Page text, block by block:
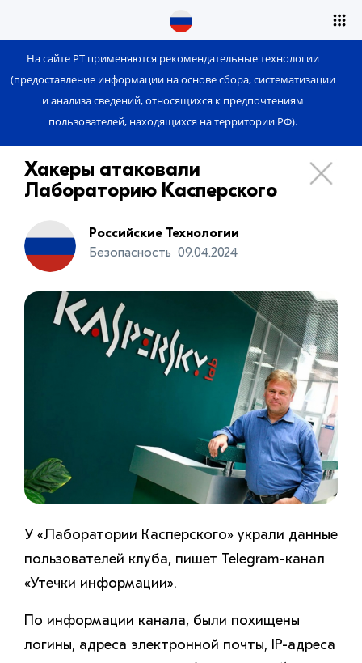
На сайте РТ применяются рекомендательные технологии
(предоставление информации на основе сбора, систематизации
и анализа сведений, относящихся к предпочтениям
пользователей, находящихся на территории РФ).
Хакеры атаковали
Лабораторию Касперского
Российские Технологии
Безопасность 09.04.2024
У «Лаборатории Касперского» украли данные
пользователей клуба, пишет Telegram-канал
«Утечки информации».
По информации канала, были похищены
логины, адреса электронной почты, IP-адреса